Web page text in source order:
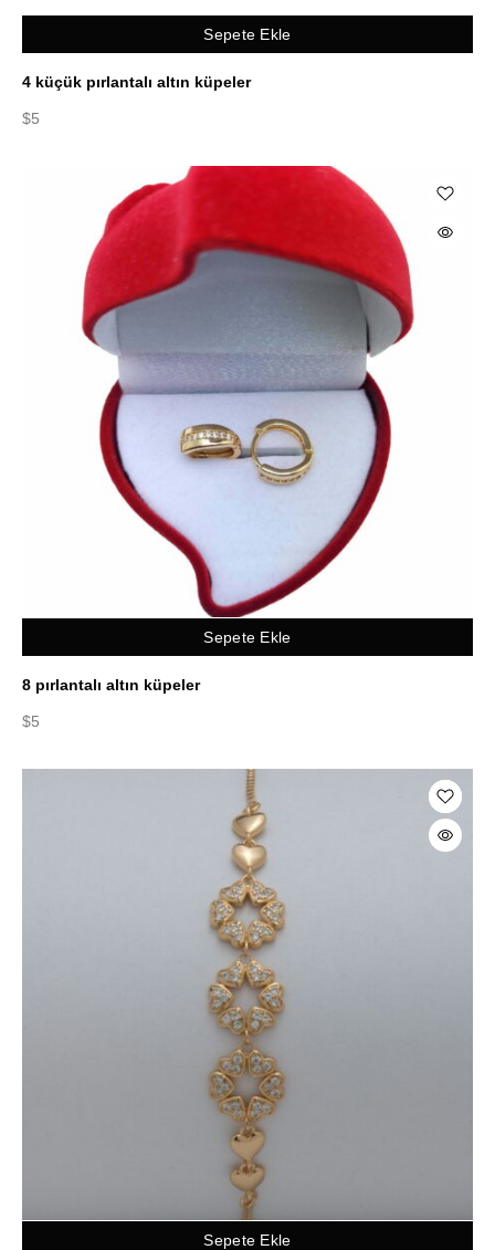
Sepete Ekle
4 küçük pırlantalı altın küpeler
$5
Sepete Ekle
8 pırlantalı altın küpeler
$5
Sepete Ekle